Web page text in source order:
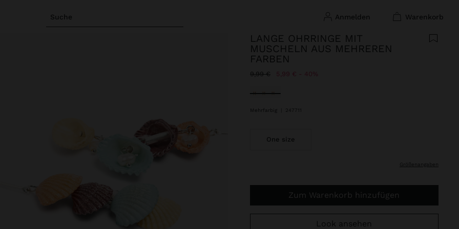
Suche anmelden warenkorb
LANGE OHRRINGE MIT
MUSCHELN AUS MEHREREN
FARBEN
Preis reduziert ab
9,99 €bis5,99 € 40%
ausgewählt
Mehrfarbig 247711
One size
größenangaben
Zum Warenkorb hinzufügen
Look ansehen